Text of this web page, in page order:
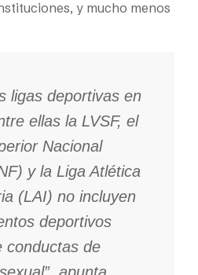
y mucho menos
ligas deportivas en
ellas la LVSF, el
Nacional
y la Liga Atlética
(LAI) no incluyen
deportivos
conductas de